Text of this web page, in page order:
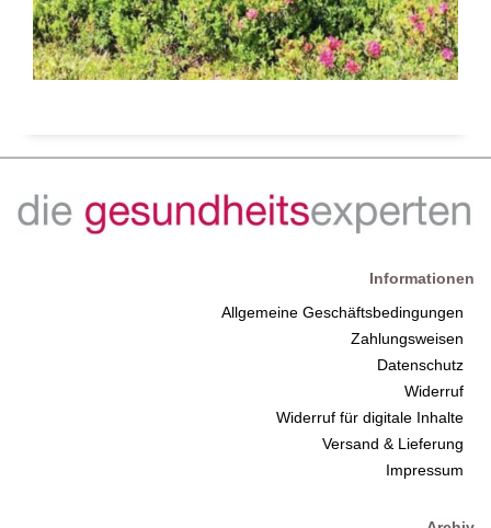
Informationen
Allgemeine Geschäftsbedingungen
Zahlungsweisen
Datenschutz
Widerruf
Widerruf für digitale Inhalte
Versand & Lieferung
Impressum